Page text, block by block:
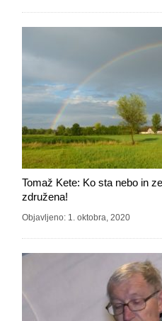
Tomaž Kete: Ko sta nebo in
združena!
Objavljeno: 1. oktobra, 2020